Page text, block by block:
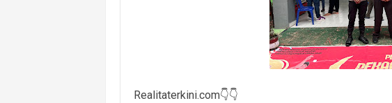
Keributan Berujung Maut, Polisi Ungkap Kronologi
Polsek Betung Amankan Terduga Pelaku Pencurian Dua
Realitaterkini.com👇👇